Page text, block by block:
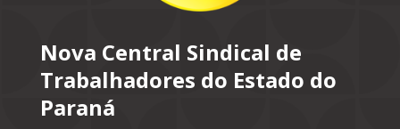
Nova Central Sindical de
Trabalhadores do Estado do
Paraná